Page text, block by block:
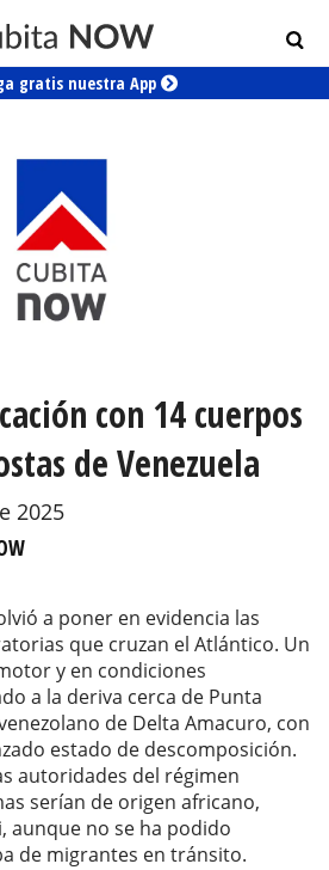
gratis nuestra App
con 14 cuerpos
de Venezuela
2025
a poner en evidencia las
que cruzan el Atlántico. Un
y en condiciones
a la deriva cerca de Punta
de Delta Amacuro, con
estado de descomposición.
autoridades del régimen
serían de origen africano,
aunque no se ha podido
de migrantes en tránsito.